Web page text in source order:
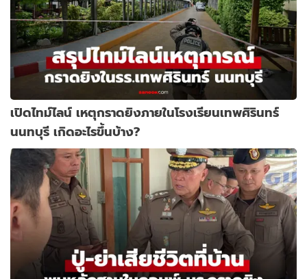
เปิดไทม์ไลน์ เหตุกราดยิงภายในโรงเรียนเทพศิรินทร์
นนทบุรี เกิดอะไรขึ้นบ้าง?